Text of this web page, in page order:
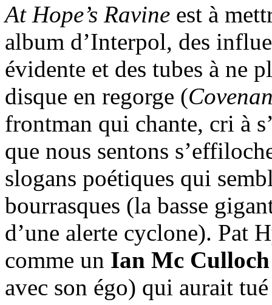
At Hope’s Ravine est à
album d’Interpol, des
évidente et des tubes à ne
disque en regorge (
frontman qui chante, cri à
que nous sentons
slogans poétiques qui
bourrasques (la basse
d’une alerte cyclone). Pat
comme un Ian Mc Culloch
avec son égo) qui aurait